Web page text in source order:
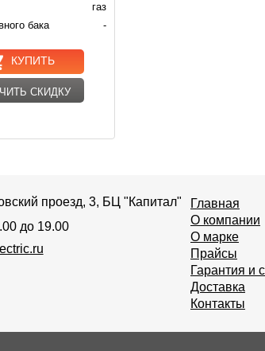
газ
бака
-
КУПИТЬ
СКИДКУ
проезд, 3, БЦ "Капитал"
до 19.00
Главная
О компании
О марке
Прайсы
Гарантия и
Доставка
Контакты